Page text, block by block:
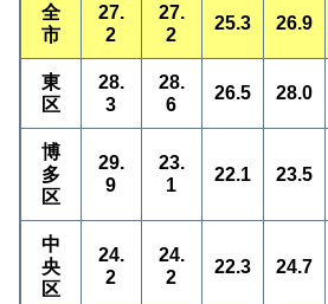
全
市
27.
2
27.
2
25.3 26.9
東
区
28.
3
28.
6
26.5 28.0
博
多
区
29.
9
23.
1
22.1 23.5
中
央
区
24.
2
24.
2
22.3 24.7